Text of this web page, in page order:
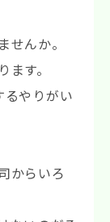
んか。
す。
やりがい
からいろ